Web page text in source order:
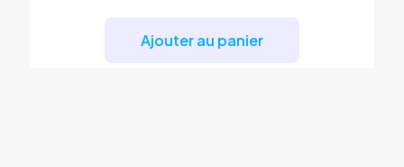
Ajouter au panier